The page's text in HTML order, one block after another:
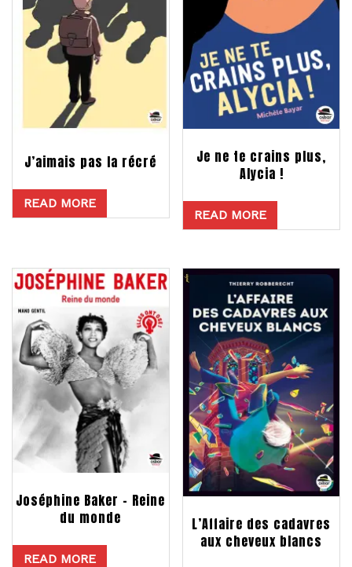
J’aimais pas la récré
READ MORE
Je ne te crains plus,
Alycia !
READ MORE
Joséphine Baker – Reine
du monde
READ MORE
L’Affaire des cadavres
aux cheveux blancs